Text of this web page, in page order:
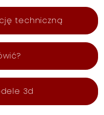
techniczną
3d